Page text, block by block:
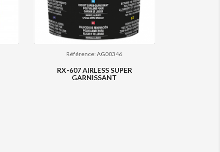
Référence: AG00346
RX-607 AIRLESS SUPER
GARNISSANT